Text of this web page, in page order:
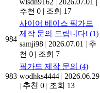
wlsdn9162 | 2026.07.01 |
추천 0 | 조회 17
984
사이어 베이스 픽가드
제작 문의 드립니다! (1)
samji98 | 2026.07.01 | 추
천 0 | 조회 7
983
픽가드 제작 문의 (4)
wodhks4444 | 2026.06.29
| 추천 0 | 조회 13